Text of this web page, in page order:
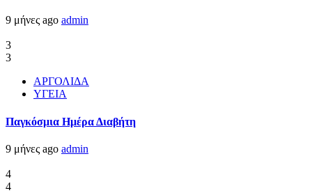
9 μήνες ago admin
3
3
ΑΡΓΟΛΙΔΑ
ΥΓΕΙΑ
Παγκόσμια Ημέρα Διαβήτη
9 μήνες ago admin
4
4